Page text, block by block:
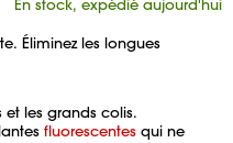
En stock, expédié aujourd'hui
Éliminez les longues
les grands colis.
fluorescentes qui ne